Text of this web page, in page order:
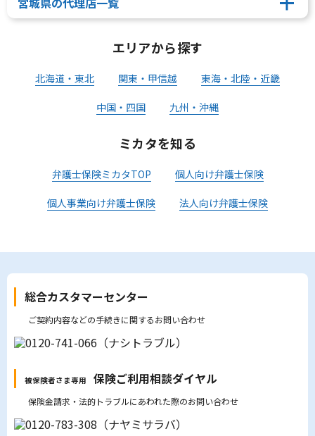
エリアから探す
北海道・東北 関東・甲信越 東海・北陸・近畿
中国・四国 九州・沖縄
ミカタを知る
弁護士保険ミカタTOP 個人向け弁護士保険
個人事業向け弁護士保険 法人向け弁護士保険
総合カスタマーセンター
ご契約内容などの手続きに関するお問い合わせ
被保険者さま専用 保険ご利用相談ダイヤル
保険金請求・法的トラブルにあわれた際のお問い合わせ